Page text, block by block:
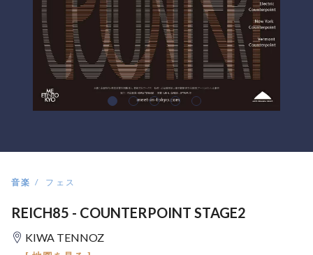
音楽 フェス
REICH85 - COUNTERPOINT STAGE2
KIWA TENNOZ